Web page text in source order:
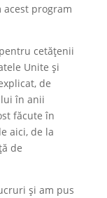
acest program
cetățenii
Unite și
de
în anii
făcute în
aici, de la
de
și am pus